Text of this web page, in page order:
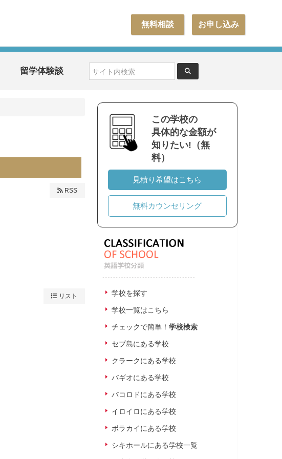
お申し込み
無料相談
留学体験談
RSS
リスト
この学校の
具体的な金額が
知りたい!（無
料）
見積り希望はこちら
無料カウンセリング
学校を探す
学校一覧はこちら
チェックで簡単！ 学校検索
セブ島にある学校
クラークにある学校
バギオにある学校
バコロドにある学校
イロイロにある学校
ボラカイにある学校
シキホールにある学校一覧